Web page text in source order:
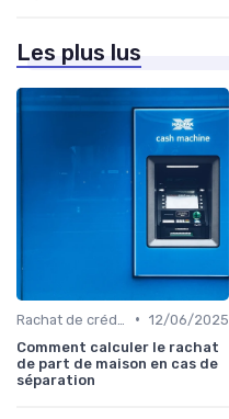
Les plus lus
• 12/06/2025
Comment calculer le rachat
de part de maison en cas de
séparation